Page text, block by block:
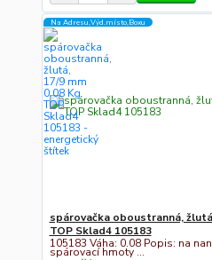
Na Adresu,Výd.místo,Boxu
spárovačka oboustranná,
TOP Sklad4 105183
105183 Váha: 0.08 Popis: na
spárovací hmoty ...